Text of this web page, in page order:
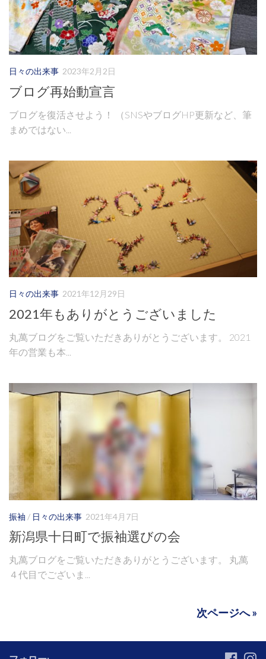
日々の出来事 2023年2月2日
ブログ再始動宣言
ブログを復活させよう！ （SNSやブログHP更新など、筆
まめではない...
日々の出来事 2021年12月29日
2021年もありがとうございました
丸萬ブログをご覧いただきありがとうございます。 2021
年の営業も本...
振袖 / 日々の出来事 2021年4月7日
新潟県十日町で振袖選びの会
丸萬ブログをご覧いただきありがとうございます。 丸萬
４代目でございま...
次ページへ »